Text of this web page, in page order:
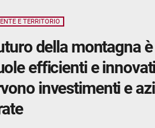
E TERRITORIO
della montagna
efficienti e
investimenti e